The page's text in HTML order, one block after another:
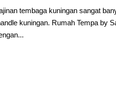
tembaga kuningan sangat
kuningan. Rumah Tempa by